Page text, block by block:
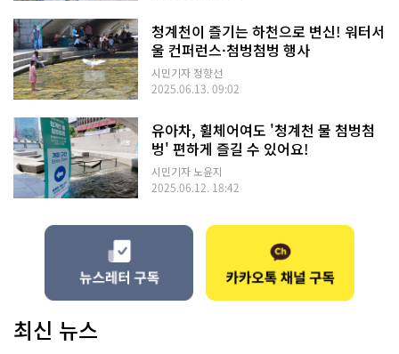
청계천이 즐기는 하천으로 변신! 워터서
울 컨퍼런스·첨벙첨벙 행사
시민기자 정향선
2025.06.13. 09:02
유아차, 휠체어여도 '청계천 물 첨벙첨
벙' 편하게 즐길 수 있어요!
시민기자 노윤지
2025.06.12. 18:42
최신 뉴스